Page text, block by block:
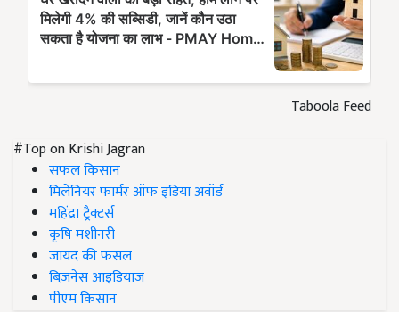
Taboola Feed
#Top on Krishi Jagran
सफल किसान
मिलेनियर फार्मर ऑफ इंडिया अवॉर्ड
महिंद्रा ट्रैक्टर्स
कृषि मशीनरी
जायद की फसल
बिज़नेस आइडियाज
पीएम किसान